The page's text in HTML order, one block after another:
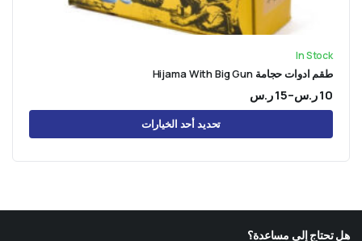
In Stock
طقم ادوات حجامة Hijama With Big Gun
10ر.س–
15ر.س
نطاق
⁦10 ر.س⁩
تحديد أحد الخيارات
هل تحتاج إلى مساعدة؟